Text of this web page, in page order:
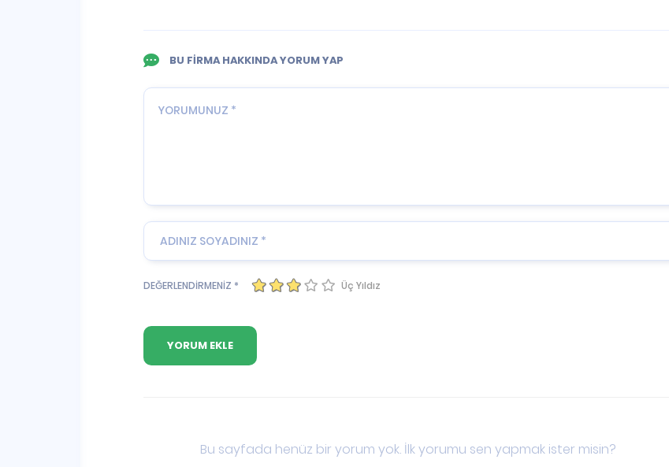
BU FİRMA HAKKINDA YORUM YAP
DEĞERLENDİRMENİZ * Üç Yıldız
Bu sayfada henüz bir yorum yok. İlk yorumu sen yapmak ister misin?